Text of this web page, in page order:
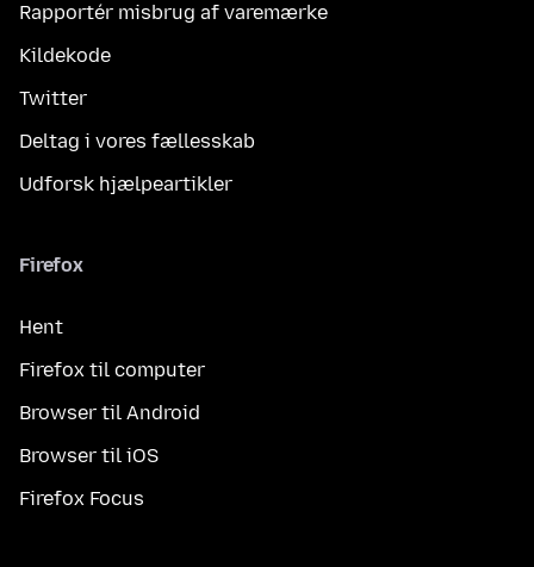
Rapportér misbrug af varemærke
Kildekode
Twitter
Deltag i vores fællesskab
Udforsk hjælpeartikler
Firefox
Hent
Firefox til computer
Browser til Android
Browser til iOS
Firefox Focus